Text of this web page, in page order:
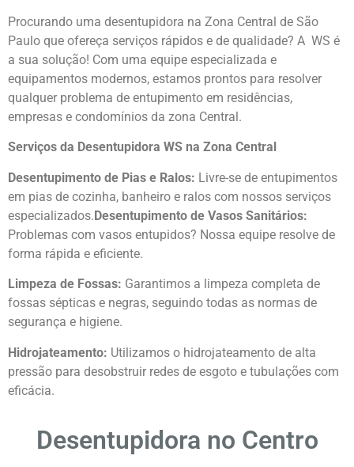
Procurando uma desentupidora na Zona Central de São
Paulo que ofereça serviços rápidos e de qualidade? A WS é
a sua solução! Com uma equipe especializada e
equipamentos modernos, estamos prontos para resolver
qualquer problema de entupimento em residências,
empresas e condomínios da zona Central.
Serviços da Desentupidora WS na Zona Central
Desentupimento de Pias e Ralos: Livre-se de entupimentos
em pias de cozinha, banheiro e ralos com nossos serviços
especializados.Desentupimento de Vasos Sanitários:
Problemas com vasos entupidos? Nossa equipe resolve de
forma rápida e eficiente.
Limpeza de Fossas: Garantimos a limpeza completa de
fossas sépticas e negras, seguindo todas as normas de
segurança e higiene.
Hidrojateamento: Utilizamos o hidrojateamento de alta
pressão para desobstruir redes de esgoto e tubulações com
eficácia.
Desentupidora no Centro